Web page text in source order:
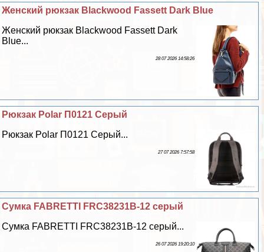
Женский рюкзак Blackwood Fassett Dark Blue
Женский рюкзак Blackwood Fassett Dark
Blue...
28 07 2026 14:58:26
Рюкзак Polar П0121 Серый
Рюкзак Polar П0121 Серый...
27 07 2026 7:57:58
Сумка FABRETTI FRC38231B-12 серый
Сумка FABRETTI FRC38231B-12 серый...
26 07 2026 19:20:10